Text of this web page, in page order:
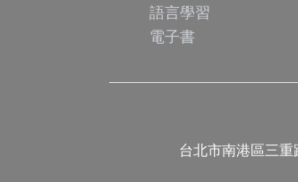
語言學習
電子書
台北市南港區三